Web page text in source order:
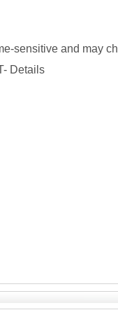
sensitive and may
Details